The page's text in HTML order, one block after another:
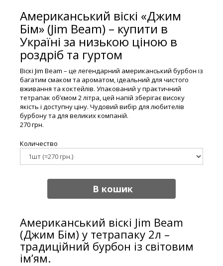
Американський віскі «Джим
Бім» (Jim Beam) – купити в
Україні за низькою ціною в
роздріб та гуртом
Віскі Jim Beam – це легендарний американський бурбон із
багатим смаком та ароматом, ідеальний для чистого
вживання та коктейлів. Упакований у практичний
тетрапак об’ємом 2 літра, цей напій зберігає високу
якість і доступну ціну. Чудовий вибір для любителів
бурбону та для великих компаній.
270 грн.
Количество
В кошик
Американський віскі Jim Beam
(Джим Бім) у тетрапаку 2л –
традиційний бурбон із світовим
ім’ям.